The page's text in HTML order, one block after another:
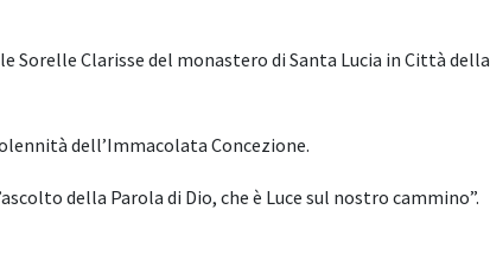
Sorelle Clarisse del monastero di Santa Lucia in Città della
dell’Immacolata Concezione.
della Parola di Dio, che è Luce sul nostro cammino”.